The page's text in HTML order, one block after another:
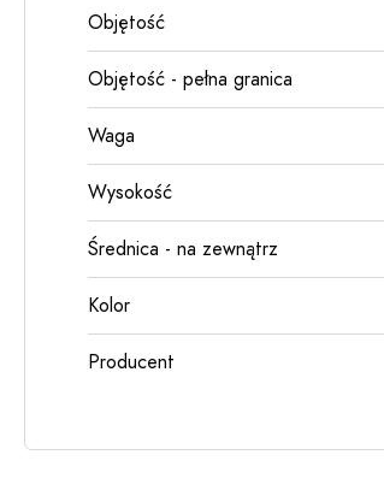
Objętość
Objętość - pełna granica
Waga
Wysokość
Średnica - na zewnątrz
Kolor
Producent